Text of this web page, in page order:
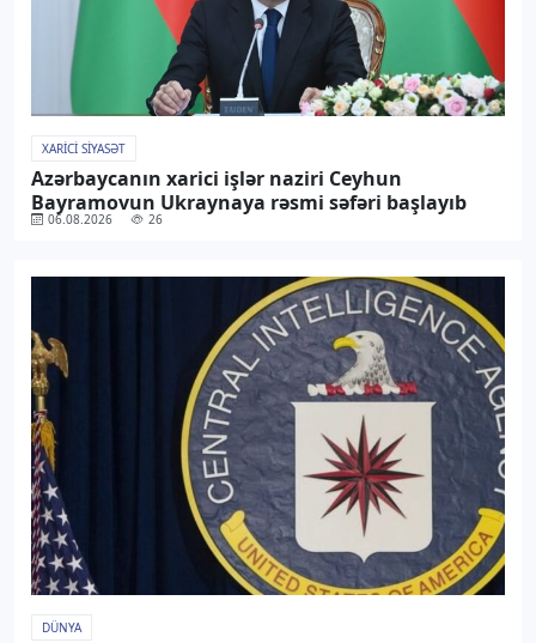
XARICI SIYASƏT
Azərbaycanın xarici işlər naziri Ceyhun
Bayramovun Ukraynaya rəsmi səfəri başlayıb
06.08.2026 26
DÜNYA